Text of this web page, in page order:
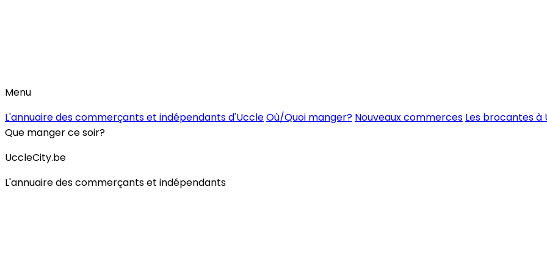
Menu
L'annuaire des commerçants et indépendants d'UccleOù/Quoi manger? Nouveaux commerces Les brocantes à
Que manger ce soir?
UccleCity.be
L'annuaire des commerçants et indépendants